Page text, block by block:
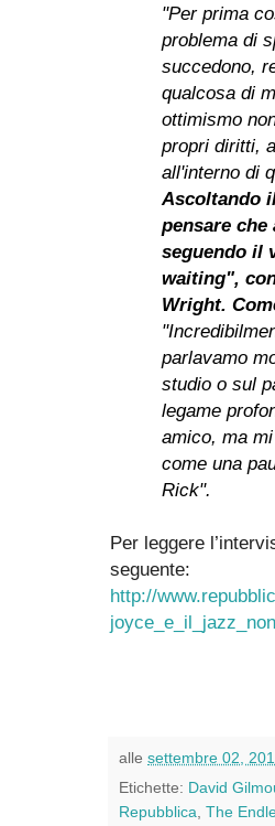
"Per prima
problema di
succedono,
qualcosa di
ottimismo
propri diritti,
all'interno di
Ascoltando
pensare
seguendo il
waiting",
Wright.
parlavamo
studio o sul
legame
amico, ma
come una
Rick".
Per leggere
seguente:
http://
alle settembre 02,
Etichette: David
Repubblica The